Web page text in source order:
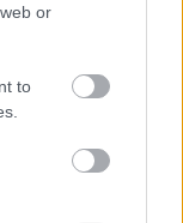
or
to
Conrad Burud
tid. Han mener
for laget.